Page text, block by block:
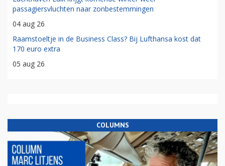
passagiersvluchten naar zonbestemmingen
04 aug 26
Raamstoeltje in de Business Class? Bij Lufthansa kost dat
170 euro extra
05 aug 26
COLUMNS